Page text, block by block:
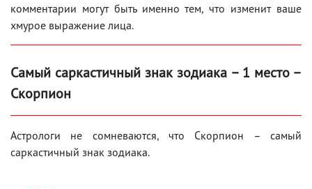
комментарии могут быть именно тем, что изменит ваше
хмурое выражение лица.
Самый саркастичный знак зодиака – 1 место –
Скорпион
Астрологи не сомневаются, что Скорпион – самый
саркастичный знак зодиака.